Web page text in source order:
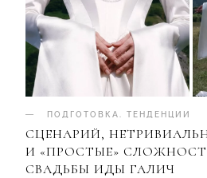
ПОДГОТОВКА ТЕНДЕНЦИИ
СЦЕНАРИЙ,
И «ПРОСТЫЕ»
СВАДЬБЫ ИДЫ ГАЛИЧ